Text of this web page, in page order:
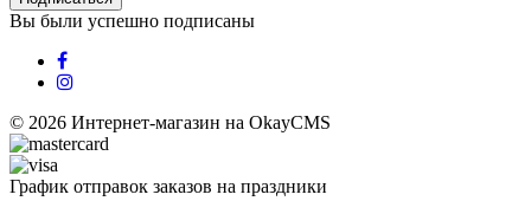
Вы были успешно подписаны
© 2026 Интернет-магазин на OkayCMS
График отправок заказов на праздники